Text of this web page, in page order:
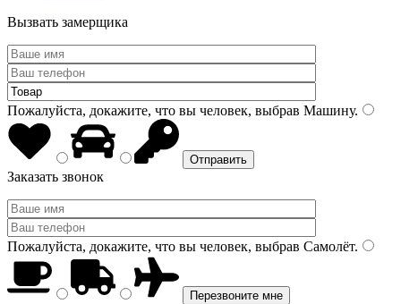
Вызвать замерщика
Пожалуйста, докажите, что вы человек, выбрав Машину.
Заказать звонок
Пожалуйста, докажите, что вы человек, выбрав Самолёт.